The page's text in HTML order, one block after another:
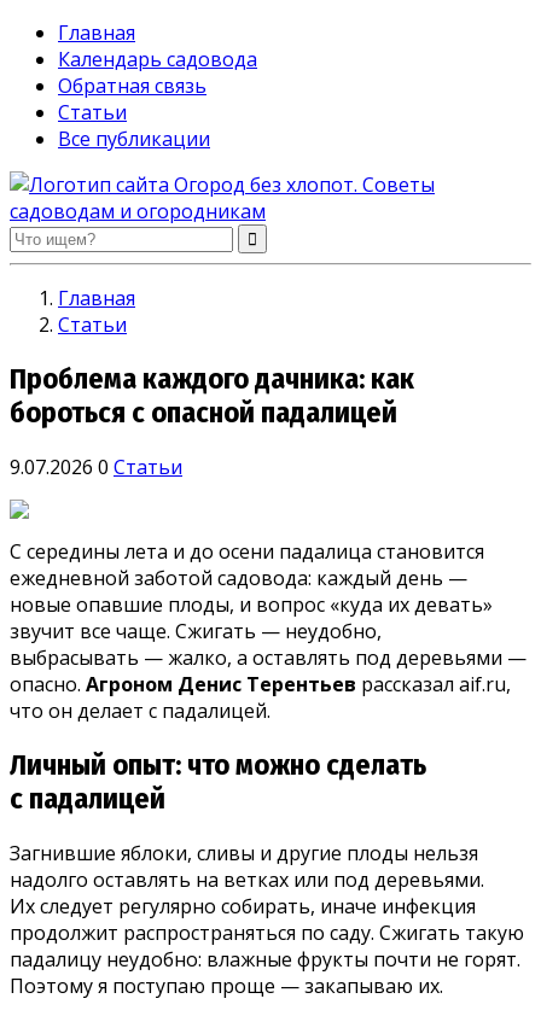
Главная
Календарь садовода
Обратная связь
Статьи
Все публикации
Огород без хлопот. Советы садоводам и огородникам
Главная
Статьи
Проблема каждого дачника: как
бороться с опасной падалицей
9.07.2026 0 Статьи
С середины лета и до осени падалица становится
ежедневной заботой садовода: каждый день —
новые опавшие плоды, и вопрос «куда их девать»
звучит все чаще. Сжигать — неудобно,
выбрасывать — жалко, а оставлять под деревьями —
опасно. Агроном Денис Терентьев рассказал aif.ru,
что он делает с падалицей.
Личный опыт: что можно сделать
с падалицей
Загнившие яблоки, сливы и другие плоды нельзя
надолго оставлять на ветках или под деревьями.
Их следует регулярно собирать, иначе инфекция
продолжит распространяться по саду. Сжигать такую
падалицу неудобно: влажные фрукты почти не горят.
Поэтому я поступаю проще — закапываю их.